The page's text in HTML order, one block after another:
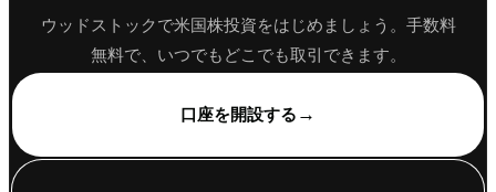
ウッドストックで米国株投資をはじめましょう。手数料
無料で、いつでもどこでも取引できます。
口座を開設する →